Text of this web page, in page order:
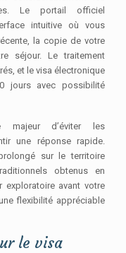
Le portail officiel
intuitive où vous
la copie de votre
séjour. Le traitement
et le visa électronique
jours avec possibilité
majeur d’éviter les
une réponse rapide.
sur le territoire
obtenus en
exploratoire avant votre
flexibilité appréciable
le visa